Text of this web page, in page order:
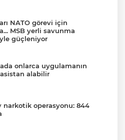
NATO görevi için
MSB yerli savunma
güçleniyor
onlarca uygulamanın
alabilir
narkotik operasyonu: 844